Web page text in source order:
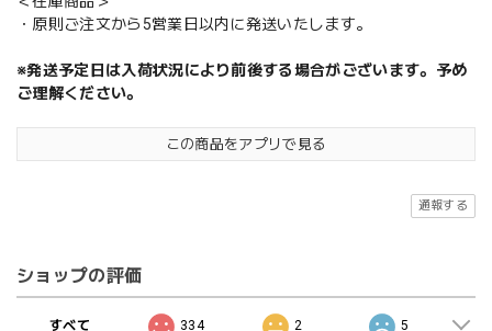
・原則ご注文から5営業日以内に発送いたします。
※発送予定日は入荷状況により前後する場合がございます。予め
ご理解ください。
この商品をアプリで見る
通報する
ショップの評価
すべて 334 2 5